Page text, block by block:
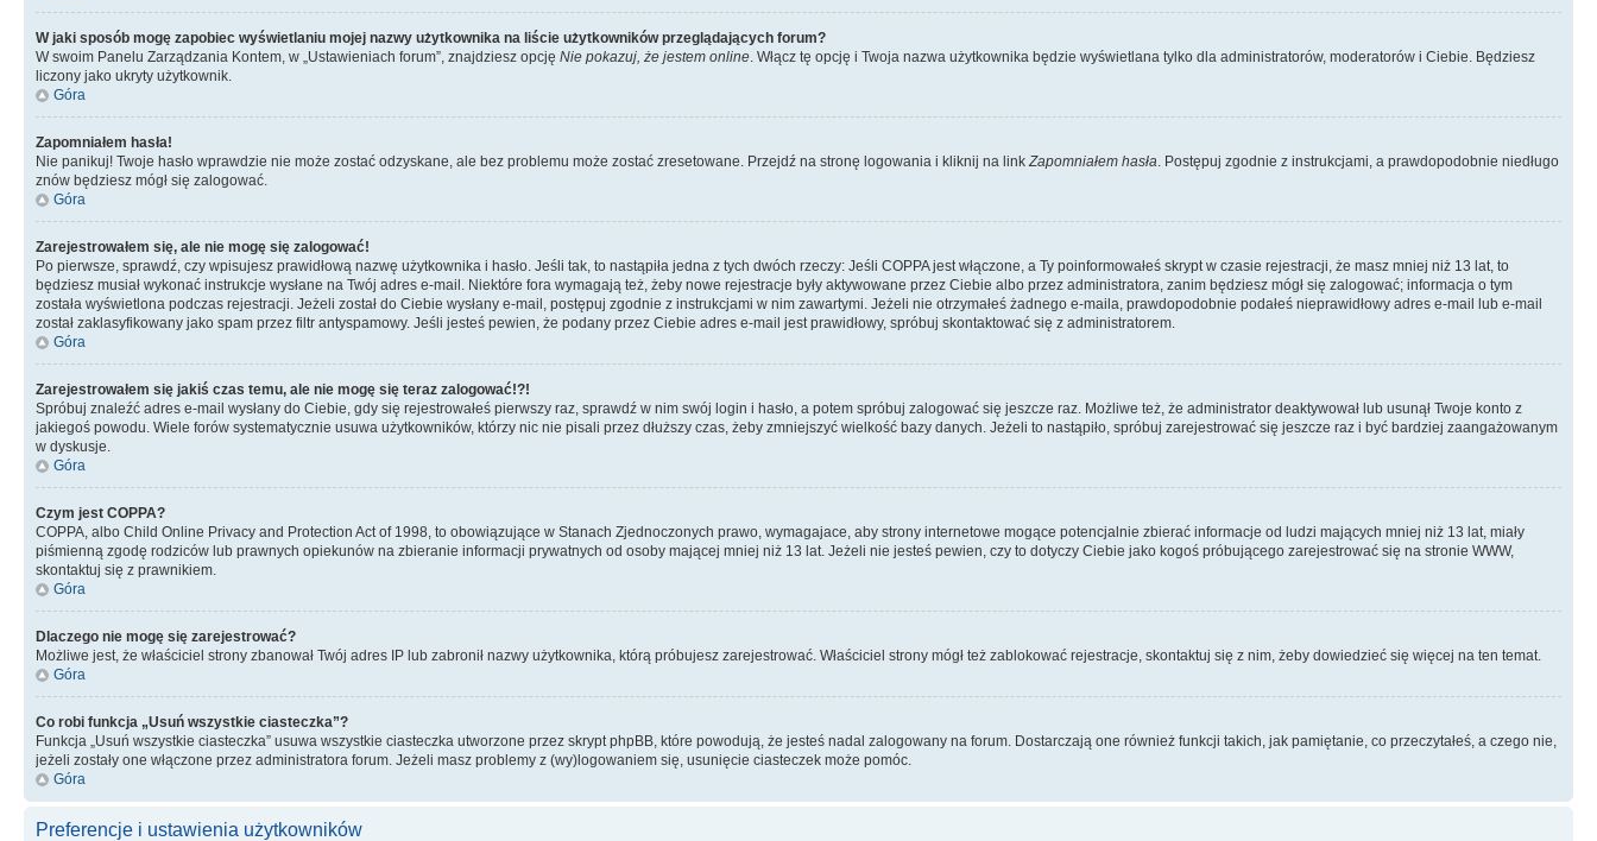
W jaki sposób mogę zapobiec wyświetlaniu mojej nazwy użytkownika na liście użytkowników przeglądających forum?
W swoim Panelu Zarządzania Kontem, w „Ustawieniach forum”, znajdziesz opcję Nie pokazuj, że jestem online. Włącz tę opcję i Twoja nazwa użytkownika będzie wyświetlana tylko dla administratorów, moderatorów i Ciebie. Będziesz
liczony jako ukryty użytkownik.
Góra
Zapomniałem hasła!
Nie panikuj! Twoje hasło wprawdzie nie może zostać odzyskane, ale bez problemu może zostać zresetowane. Przejdź na stronę logowania i kliknij na linkZapomniałem hasła. Postępuj zgodnie z instrukcjami, a prawdopodobnie niedługo
znów będziesz mógł się zalogować.
Góra
Zarejestrowałem się, ale nie mogę się zalogować!
Po pierwsze, sprawdź, czy wpisujesz prawidłową nazwę użytkownika i hasło. Jeśli tak, to nastąpiła jedna z tych dwóch rzeczy: Jeśli COPPA jest włączone, a Ty poinformowałeś skrypt w czasie rejestracji, że masz mniej niż 13 lat, to
będziesz musiał wykonać instrukcje wysłane na Twój adres e-mail. Niektóre fora wymagają też, żeby nowe rejestracje były aktywowane przez Ciebie albo przez administratora, zanim będziesz mógł się zalogować; informacja o tym
została wyświetlona podczas rejestracji. Jeżeli został do Ciebie wysłany e-mail, postępuj zgodnie z instrukcjami w nim zawartymi. Jeżeli nie otrzymałeś żadnego e-maila, prawdopodobnie podałeś nieprawidłowy adres e-mail lub e-mail
został zaklasyfikowany jako spam przez filtr antyspamowy. Jeśli jesteś pewien, że podany przez Ciebie adres e-mail jest prawidłowy, spróbuj skontaktować się z administratorem.
Góra
Zarejestrowałem się jakiś czas temu, ale nie mogę się teraz zalogować!?!
Spróbuj znaleźć adres e-mail wysłany do Ciebie, gdy się rejestrowałeś pierwszy raz, sprawdź w nim swój login i hasło, a potem spróbuj zalogować się jeszcze raz. Możliwe też, że administrator deaktywował lub usunął Twoje konto z
jakiegoś powodu. Wiele forów systematycznie usuwa użytkowników, którzy nic nie pisali przez dłuższy czas, żeby zmniejszyć wielkość bazy danych. Jeżeli to nastąpiło, spróbuj zarejestrować się jeszcze raz i być bardziej zaangażowanym
w dyskusje.
Góra
Czym jest COPPA?
COPPA, albo Child Online Privacy and Protection Act of 1998, to obowiązujące w Stanach Zjednoczonych prawo, wymagajace, aby strony internetowe mogące potencjalnie zbierać informacje od ludzi mających mniej niż 13 lat, miały
piśmienną zgodę rodziców lub prawnych opiekunów na zbieranie informacji prywatnych od osoby mającej mniej niż 13 lat. Jeżeli nie jesteś pewien, czy to dotyczy Ciebie jako kogoś próbującego zarejestrować się na stronie WWW,
skontaktuj się z prawnikiem.
Góra
Dlaczego nie mogę się zarejestrować?
Możliwe jest, że właściciel strony zbanował Twój adres IP lub zabronił nazwy użytkownika, którą próbujesz zarejestrować. Właściciel strony mógł też zablokować rejestracje, skontaktuj się z nim, żeby dowiedzieć się więcej na ten temat.
Góra
Co robi funkcja „Usuń wszystkie ciasteczka”?
Funkcja „Usuń wszystkie ciasteczka” usuwa wszystkie ciasteczka utworzone przez skrypt phpBB, które powodują, że jesteś nadal zalogowany na forum. Dostarczają one również funkcji takich, jak pamiętanie, co przeczytałeś, a czego nie,
jeżeli zostały one włączone przez administratora forum. Jeżeli masz problemy z (wy)logowaniem się, usunięcie ciasteczek może pomóc.
Góra
Preferencje i ustawienia użytkowników